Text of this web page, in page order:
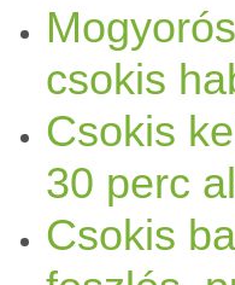
Egytorta
csoki
órát. :)
+
csokis
Csokis
30 perc
Csokis